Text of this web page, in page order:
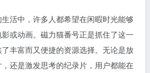
活中，许多人都希望在闲暇时光能够
或动画。磁力猫番号正是抓住了这一
丰富而又便捷的资源选择。无论是放
还是激发思考的纪录片，用户都能在